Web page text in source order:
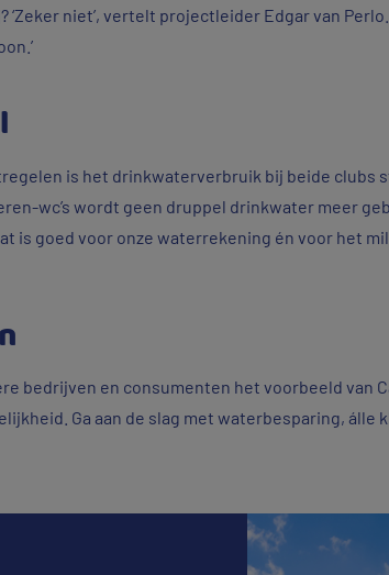
niet’, vertelt projectleider Edgar van
is het drinkwaterverbruik bij beide clubs
wc’s wordt geen druppel drinkwater meer
is goed voor onze waterrekening én voor het
bedrijven en consumenten het voorbeeld van
Ga aan de slag met waterbesparing, álle